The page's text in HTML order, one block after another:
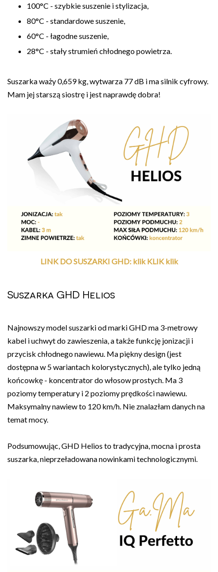
100°C - szybkie suszenie i stylizacja,
80°C - standardowe suszenie,
60°C - łagodne suszenie,
28°C - stały strumień chłodnego powietrza.
Suszarka waży 0,659 kg, wytwarza 77 dB i ma silnik cyfrowy.
Mam jej starszą siostrę i jest naprawdę dobra!
LINK DO SUSZARKI GHD: klik KLIK klik
Suszarka GHD Helios
Najnowszy model suszarki od marki GHD ma 3-metrowy
kabel i uchwyt do zawieszenia, a także funkcję jonizacji i
przycisk chłodnego nawiewu. Ma piękny design (jest
dostępna w 5 wariantach kolorystycznych), ale tylko jedną
końcowkę - koncentrator do włosow prostych. Ma 3
poziomy temperatury i 2 poziomy prędkości nawiewu.
Maksymalny nawiew to 120 km/h. Nie znalazłam danych na
temat mocy.
Podsumowując, GHD Helios to tradycyjna, mocna i prosta
suszarka, nieprzeładowana nowinkami technologicznymi.